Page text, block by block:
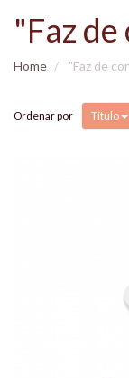
"Faz
Home "Faz de
Ordenar por Título